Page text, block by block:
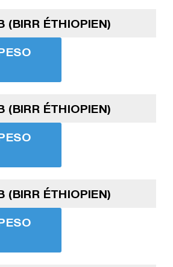
(BIRR ÉTHIOPIEN)
(BIRR ÉTHIOPIEN)
(BIRR ÉTHIOPIEN)